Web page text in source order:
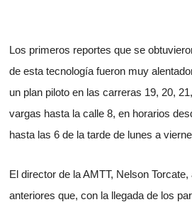
Los primeros reportes que se
de esta tecnología fueron muy
un plan piloto en las carreras 19, 20,
vargas hasta la calle 8, en horarios
hasta las 6 de la tarde de lunes a
El director de la AMTT, Nelson
anteriores que, con la llegada de los